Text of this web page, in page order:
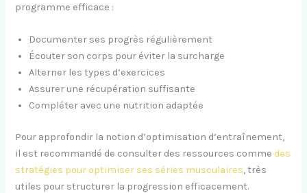
programme efficace :
Documenter ses progrès régulièrement
Écouter son corps pour éviter la surcharge
Alterner les types d’exercices
Assurer une récupération suffisante
Compléter avec une nutrition adaptée
Pour approfondir la notion d’optimisation d’entraînement,
il est recommandé de consulter des ressources commedes
stratégies pour optimiser ses séries musculaires, très
utiles pour structurer la progression efficacement.